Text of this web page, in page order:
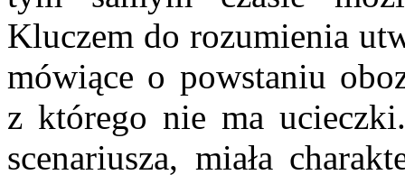
Kluczem do rozumienia
mówiące o powstaniu
z którego nie ma
scenariusza, miała